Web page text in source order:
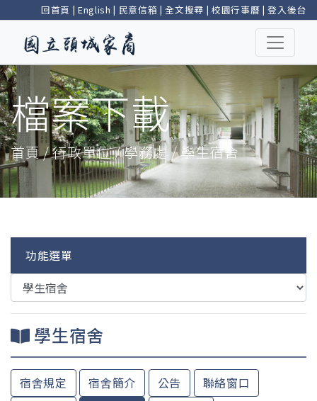
回首頁 | English | 民意信箱 |全文搜尋 | 校園行事曆 |登入後台
檔案下載
首頁 / 行政單位 / 學務處 / 學生宿舍
功能選單
學生宿舍
宿舍規定 宿舍簡介 公告
聯絡窗口